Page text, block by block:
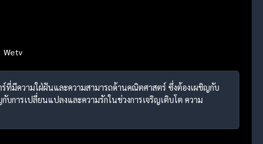
Wetv
ร์ที่มีความใฝ่ฝันและความสามารถด้านคณิตศาสตร์ ซึ่งต้องเผชิญกับ
การเปลี่ยนแปลงและความรักในช่วงการเจริญเติบโต ความ